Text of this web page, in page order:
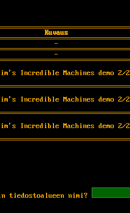
Kuvaus
-
-
Incredible Machines demo 2/2
Incredible Machines demo 2/2
Incredible Machines demo 2/2
tiedostoalueen nimi?